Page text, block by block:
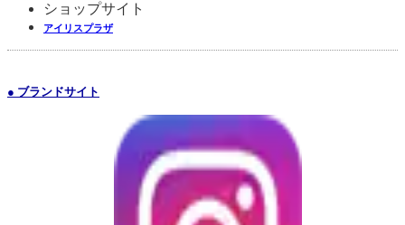
ショップサイト
アイリスプラザ
● ブランドサイト